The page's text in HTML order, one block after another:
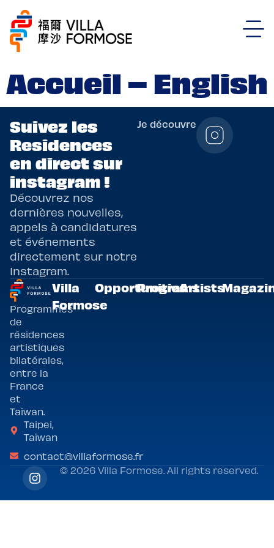
Accueil – English
Suivez les
Residences
en direct sur
instagram !
Découvrez nos
dernières nouvelles,
appels à candidatures
et événements
directement sur notre
Instagram.
Je découvre
Programmes
de
résidences
artistiques
bilatérales,
entre la
France
et
Taïwan.
Taipei,
Taïwan
contact@villaformose.fr
Villa
Formose
Opportunities
ProgramsArtists
© 2026 Villa Formose. All rights reserved.